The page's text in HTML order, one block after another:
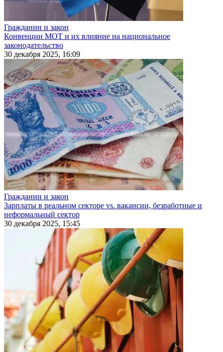
Гражданин и закон
Конвенции МОТ и их влияние на национальное
законодательство
30 декабря 2025, 16:09
Гражданин и закон
Зарплаты в реальном секторе vs. вакансии, безработные и
неформальный сектор
30 декабря 2025, 15:45